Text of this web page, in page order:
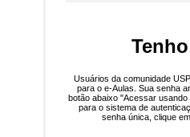
Usuários da comunidade
para o e-Aulas. Sua senha
botão abaixo "Acessar
para o sistema de
senha única, clique